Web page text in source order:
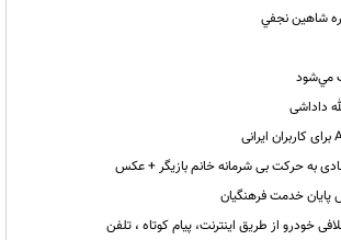
شاهين نجفي
مي‌شود
داداشی
به حرکت بی شرمانه خانم بازیگر + عکس
خودرو از طریق اینترنت، پیام کوتاه ، تلفن